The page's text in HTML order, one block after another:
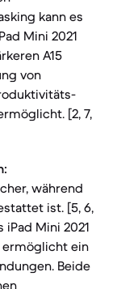
kann es
Mini 2021
A15
von
[2, 7,
während
ist. [5, 6,
Mini 2021
ermöglicht ein
Beide